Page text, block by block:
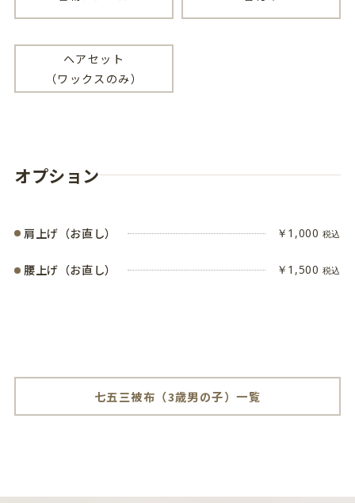
ヘアセット
（ワックスのみ）
オプション
肩上げ（お直し） ￥1,000 税込
腰上げ（お直し） ￥1,500 税込
七五三被布（3歳男の子）一覧